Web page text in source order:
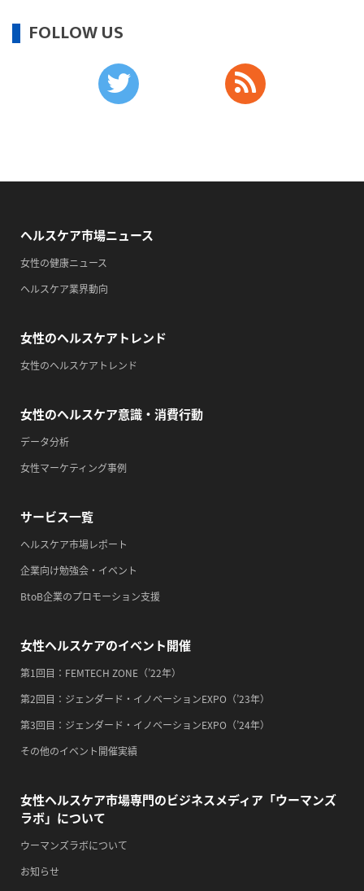
・世界アルツハイマー月間
2026/09/13(日)
・がん征圧月間
・世界アルツハイマー月間
・歯ヂカラ探究月間
・職場の健康診断実施強化月間
・一汁三菜の日
2026/09/14(月)
・がん征圧月間
・健康増進普及月間
・自殺予防週間
・心、血管病予防デー
2026/09/15(火)
・世界アルツハイマー月間
・健康増進普及月間
・歯ヂカラ探究月間
・職場の健康診断実施強化月間
2026/09/16(水)
・がん征圧月間
・世界アルツハイマー月間
・健康増進普及月間
FOLLOW US
ヘルスケア市場ニュース
女性の健康ニュース
ヘルスケア業界動向
女性のヘルスケアトレンド
女性のヘルスケアトレンド
女性のヘルスケア意識・消費行動
データ分析
女性マーケティング事例
サービス一覧
ヘルスケア市場レポート
企業向け勉強会・イベント
BtoB企業のプロモーション支援
女性ヘルスケアのイベント開催
第1回目：FEMTECH ZONE（’22年）
第2回目：ジェンダード・イノベーションEXPO（’23年）
第3回目：ジェンダード・イノベーションEXPO（’24年）
その他のイベント開催実績
女性ヘルスケア市場専門のビジネスメディア「ウーマンズ
ラボ」について
ウーマンズラボについて
お知らせ